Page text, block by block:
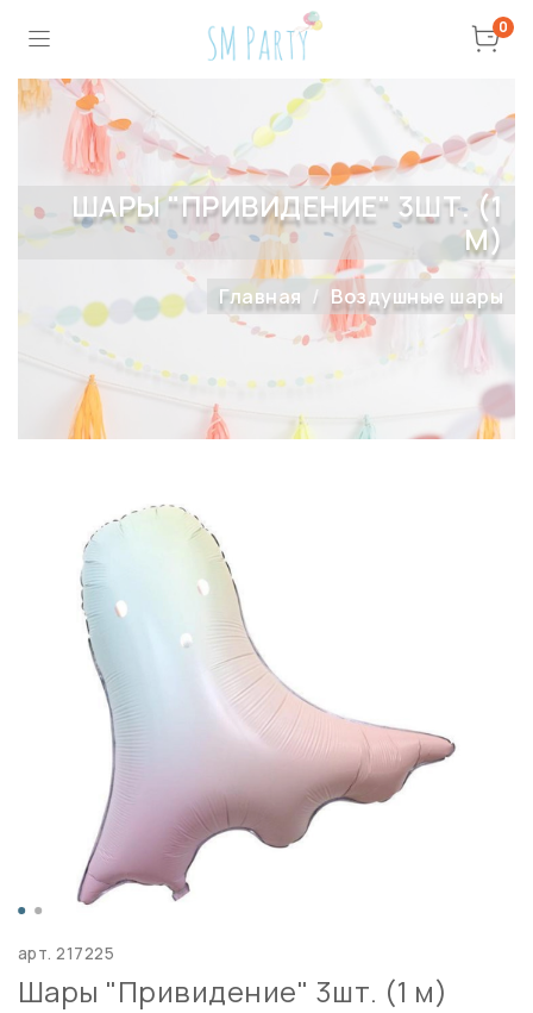
0
ШАРЫ "ПРИВИДЕНИЕ" 3ШТ. (1
М)
Главная Воздушные шары
арт.217225
Шары "Привидение" 3шт. (1 м)